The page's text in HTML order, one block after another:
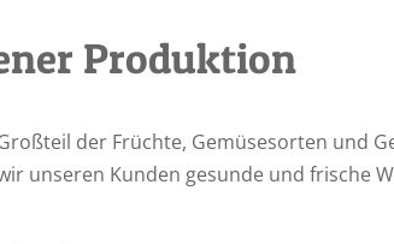
Produktion
der Früchte, Gemüsesorten und
unseren Kunden gesunde und frische